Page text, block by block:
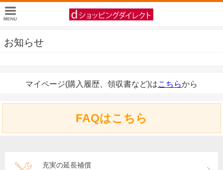
お知らせ
マイページ(購入履歴、領収書など)はこちらから
FAQはこちら
充実の延長補償